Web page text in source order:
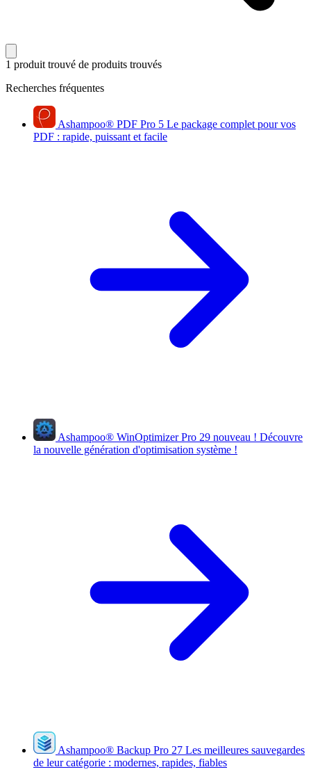
1 produit trouvé de produits trouvés
Recherches fréquentes
Ashampoo® PDF Pro 5 Le package complet pour vos
PDF : rapide, puissant et facile
Ashampoo® WinOptimizer Pro 29 nouveau ! Découvre
la nouvelle génération d'optimisation système !
Ashampoo® Backup Pro 27 Les meilleures sauvegardes
de leur catégorie : modernes, rapides, fiables